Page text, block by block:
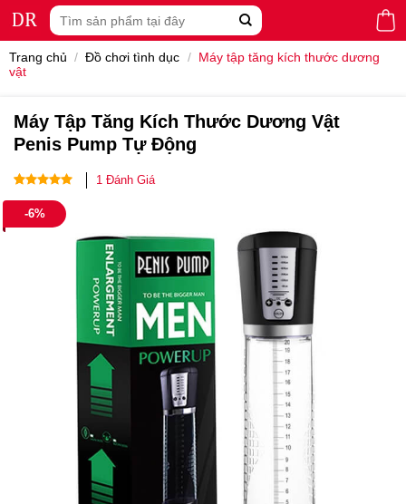
Tìm
kiếm:
Trang chủ / Đồ chơi tình dục / Máy tập tăng kích thước dương
vật
Máy Tập Tăng Kích Thước Dương Vật
Penis Pump Tự Động
5.00trên 5
dựa trên
1
đánh giá
1 Đánh Giá
-6%